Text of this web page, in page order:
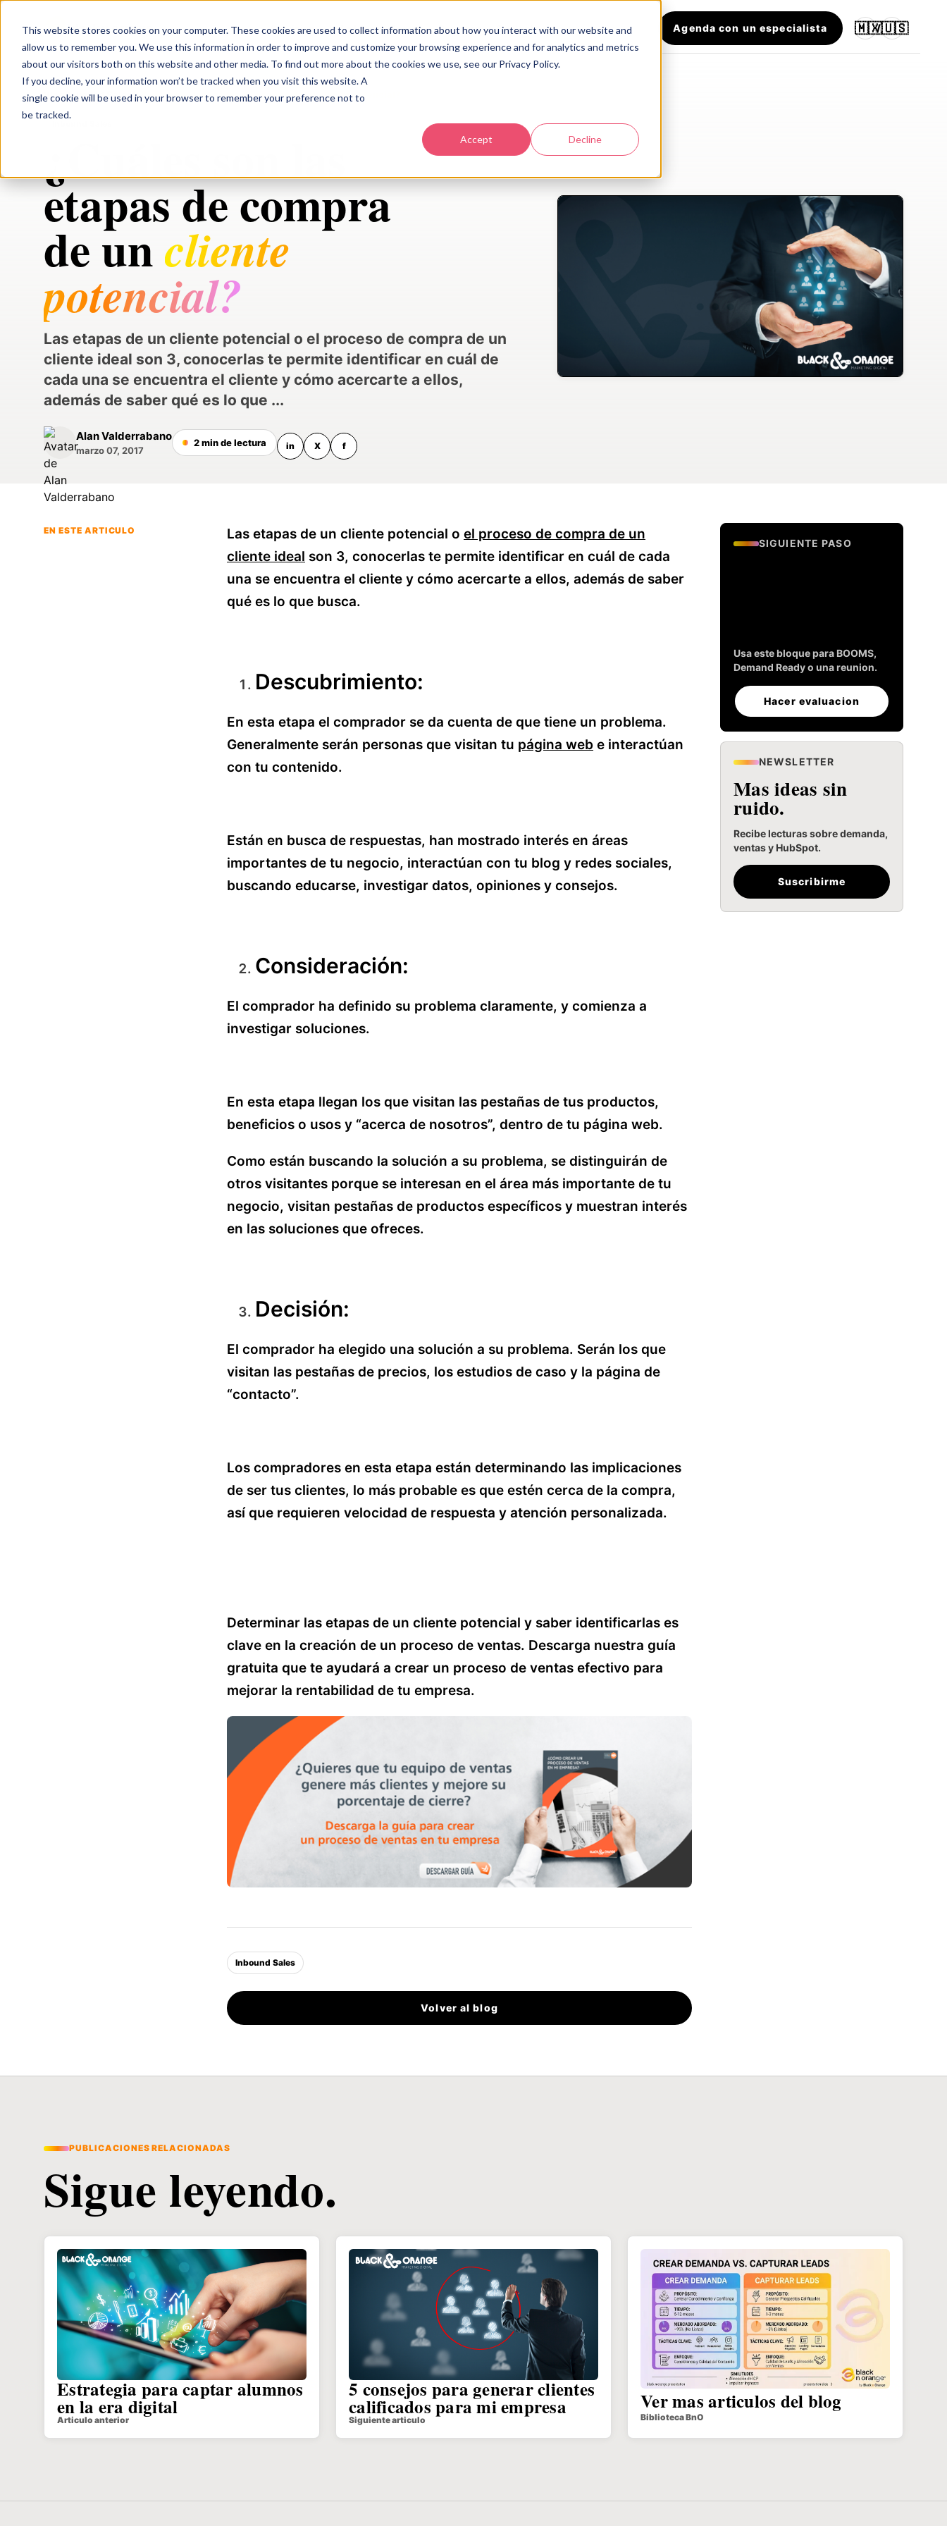
This website stores cookies on your computer. These cookies are used to collect information about how you interact with our website and
allow us to remember you. We use this information in order to improve and customize your browsing experience and for analytics and metrics
about our visitors both on this website and other media. To find out more about the cookies we use, see our Privacy Policy.
If you decline, your information won’t be tracked when you visit this website. A
single cookie will be used in your browser to remember your preference not to
be tracked.
Accept Decline
black n orange Servicios Industrias Acerca Recursos Contacto Agenda con un especialista 🇲🇽
/🇺🇸
Blog/Inbound Sales /¿Cuáles son las etapas de compra de un cliente potencial?
¿Cuáles son las
etapas de compra
de uncliente
potencial?
Las etapas de un cliente potencial o el proceso de compra de un
cliente ideal son 3, conocerlas te permite identificar en cuál de
cada una se encuentra el cliente y cómo acercarte a ellos,
además de saber qué es lo que ...
Alan Valderrabano
marzo 07, 2017
2 min de lectura in X f
EN ESTE ARTICULO Las etapas de un cliente potencial o el proceso de compra de un
cliente ideal son 3, conocerlas te permite identificar en cuál de cada
una se encuentra el cliente y cómo acercarte a ellos, además de saber
qué es lo que busca.
Descubrimiento:
En esta etapa el comprador se da cuenta de que tiene un problema.
Generalmente serán personas que visitan tu página web e interactúan
con tu contenido.
Están en busca de respuestas, han mostrado interés en áreas
importantes de tu negocio, interactúan con tu blog y redes sociales,
buscando educarse, investigar datos, opiniones y consejos.
Consideración:
El comprador ha definido su problema claramente, y comienza a
investigar soluciones.
En esta etapa llegan los que visitan las pestañas de tus productos,
beneficios o usos y “acerca de nosotros”, dentro de tu página web.
Como están buscando la solución a su problema, se distinguirán de
otros visitantes porque se interesan en el área más importante de tu
negocio, visitan pestañas de productos específicos y muestran interés
en las soluciones que ofreces.
Decisión:
El comprador ha elegido una solución a su problema. Serán los que
visitan las pestañas de precios, los estudios de caso y la página de
“contacto”.
Los compradores en esta etapa están determinando las implicaciones
de ser tus clientes, lo más probable es que estén cerca de la compra,
así que requieren velocidad de respuesta y atención personalizada.
Determinar las etapas de un cliente potencial y saber identificarlas es
clave en la creación de un proceso de ventas. Descarga nuestra guía
gratuita que te ayudará a crear un proceso de ventas efectivo para
mejorar la rentabilidad de tu empresa.
Inbound Sales
Volver al blog
SIGUIENTE PASO
Usa este bloque para BOOMS,
Demand Ready o una reunion.
Hacer evaluacion
NEWSLETTER
Mas ideas sin
ruido.
Recibe lecturas sobre demanda,
ventas y HubSpot.
Suscribirme
PUBLICACIONES RELACIONADAS
Sigue leyendo.
Estrategia para captar alumnos
en la era digital
Articulo anterior
5 consejos para generar clientes
calificados para mi empresa
Siguiente articulo
Ver mas articulos del blog
Biblioteca BnO